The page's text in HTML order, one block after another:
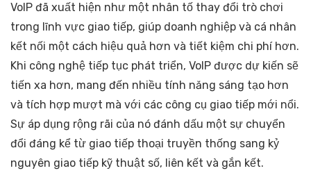
VoIP đã xuất hiện như một nhân tố thay đổi trò chơi
trong lĩnh vực giao tiếp, giúp doanh nghiệp và cá nhân
kết nối một cách hiệu quả hơn và tiết kiệm chi phí hơn.
Khi công nghệ tiếp tục phát triển, VoIP được dự kiến sẽ
tiến xa hơn, mang đến nhiều tính năng sáng tạo hơn
và tích hợp mượt mà với các công cụ giao tiếp mới nổi.
Sự áp dụng rộng rãi của nó đánh dấu một sự chuyển
đổi đáng kể từ giao tiếp thoại truyền thống sang kỷ
nguyên giao tiếp kỹ thuật số, liên kết và gắn kết.